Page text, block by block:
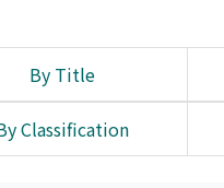
By Title
Classification